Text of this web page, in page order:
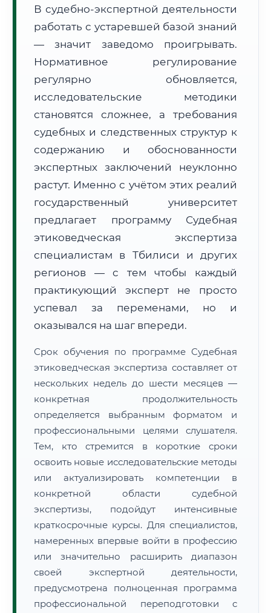
Формат учебы:
Дистанционно
🗺️ Зона обслуживания: г. Тбилиси
Расчет логистики оригиналов:
• Маршрут транзита: ~3 129 км
• Экспресс-доставка СДЭК / Почтой:
4–6 рабочих дней
📜 Документы и аккредитация ФИС ФРДО
🔍Нажмите на документ для увеличения и просмотра
В судебно-экспертной деятельности
работать с устаревшей базой знаний
— значит заведомо проигрывать.
Нормативное регулирование
регулярно обновляется,
исследовательские методики
становятся сложнее, а требования
судебных и следственных структур к
содержанию и обоснованности
экспертных заключений неуклонно
растут. Именно с учётом этих реалий
государственный университет
предлагает программу Судебная
этиковедческая экспертиза
специалистам в Тбилиси и других
регионов — с тем чтобы каждый
практикующий эксперт не просто
успевал за переменами, но и
оказывался на шаг впереди.
Срок обучения по программе Судебная
этиковедческая экспертиза составляет от
нескольких недель до шести месяцев —
конкретная продолжительность
определяется выбранным форматом и
профессиональными целями слушателя.
Тем, кто стремится в короткие сроки
освоить новые исследовательские методы
или актуализировать компетенции в
конкретной области судебной
экспертизы, подойдут интенсивные
краткосрочные курсы. Для специалистов,
намеренных впервые войти в профессию
или значительно расширить диапазон
своей экспертной деятельности,
предусмотрена полноценная программа
профессиональной переподготовки с